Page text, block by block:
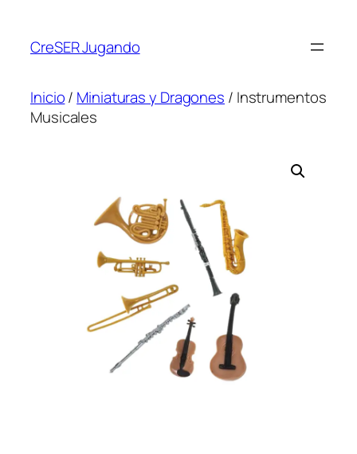
CreSER Jugando
Inicio/ Miniaturas y Dragones / Instrumentos
Musicales